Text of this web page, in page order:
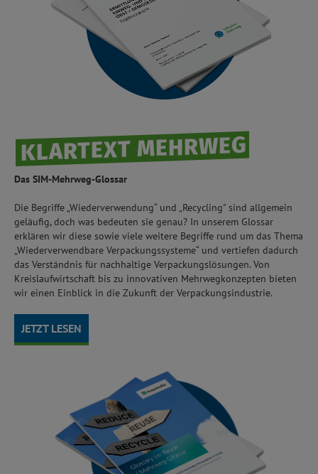
KLARTEXT MEHRWEG
Das SIM-Mehrweg-Glossar
Die Begriffe „Wiederverwendung“ und „Recycling" sind allgemein
geläufig, doch was bedeuten sie genau? In unserem Glossar
erklären wir diese sowie viele weitere Begriffe rund um das Thema
„Wiederverwendbare Verpackungssysteme“ und vertiefen dadurch
das Verständnis für nachhaltige Verpackungslösungen. Von
Kreislaufwirtschaft bis zu innovativen Mehrwegkonzepten bieten
wir einen Einblick in die Zukunft der Verpackungsindustrie.
JETZT LESEN